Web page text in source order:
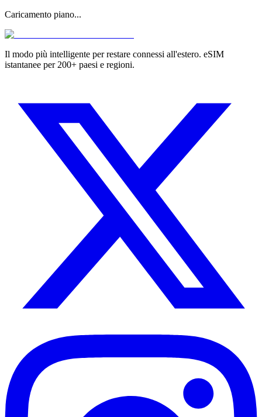
Caricamento piano...
Il modo più intelligente per restare connessi all'estero. eSIM
istantanee per 200+ paesi e regioni.